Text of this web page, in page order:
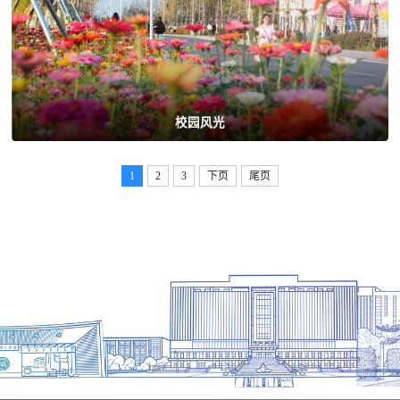
校园风光
1 2 3 下页 尾页